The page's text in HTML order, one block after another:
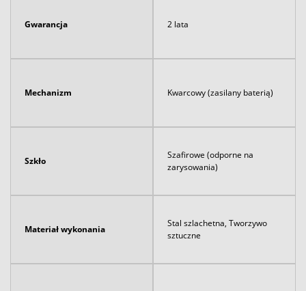
Gwarancja 2 lata
Mechanizm Kwarcowy (zasilany baterią)
Szkło
Szafirowe (odporne na
zarysowania)
Materiał wykonania
Stal szlachetna, Tworzywo
sztuczne